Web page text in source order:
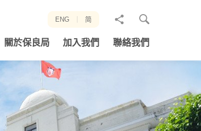
ENG 简
分
至
關於保良局 加入我們 聯絡我們